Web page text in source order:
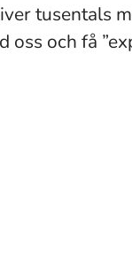
tusentals
oss och få